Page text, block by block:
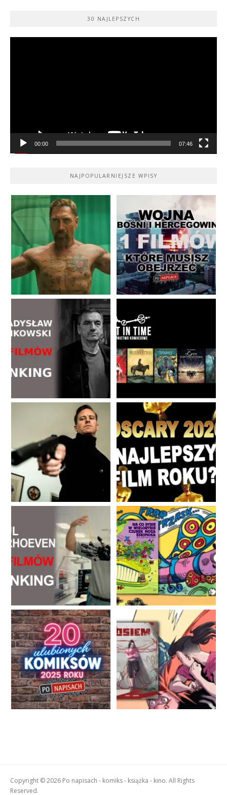
30 NAJLEPSZYCH
00:00 07:46
NAJPOPULARNIEJSZE WPISY
Copyright © 2026 Po napisach - komiks - książka - kino. All Rights
Reserved.